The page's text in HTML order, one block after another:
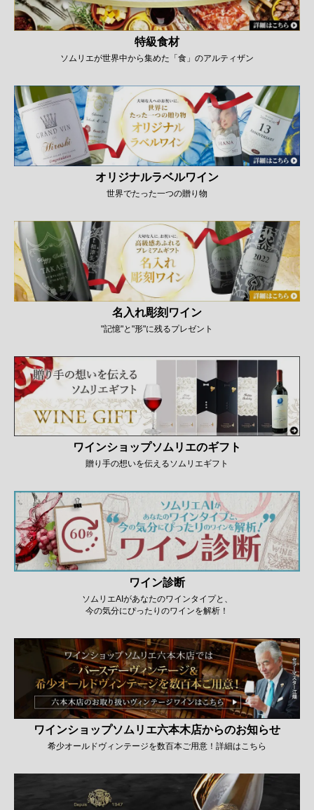
特級食材
ソムリエが世界中から集めた「食」のアルティザン
オリジナルラベルワイン
世界でたった一つの贈り物
名入れ彫刻ワイン
"記憶"と"形"に残るプレゼント
ワインショップソムリエのギフト
贈り手の想いを伝えるソムリエギフト
ワイン診断
ソムリエAIがあなたのワインタイプと、
今の気分にぴったりのワインを解析！
ワインショップソムリエ六本木店からのお知らせ
希少オールドヴィンテージを数百本ご用意！詳細はこちら